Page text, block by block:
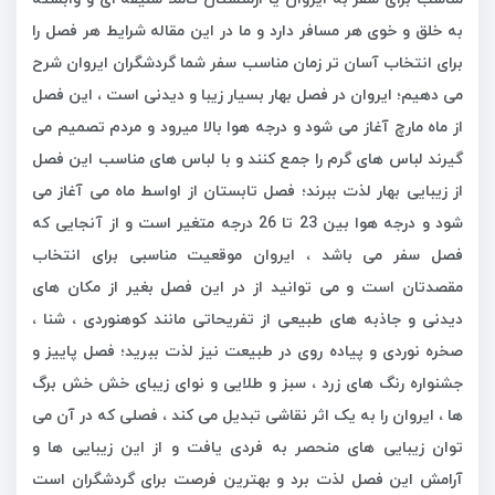
به خلق و خوی هر مسافر دارد و ما در این مقاله شرایط هر فصل را
برای انتخاب آسان تر زمان مناسب سفر شما گردشگران ايروان شرح
می دهیم؛ ایروان در فصل بهار بسیار زیبا و دیدنی است ، این فصل
از ماه مارچ آغاز می شود و درجه هوا بالا میرود و مردم تصمیم می
گیرند لباس های گرم را جمع کنند و با لباس های مناسب این فصل
از زیبایی بهار لذت ببرند؛ فصل تابستان از اواسط ماه می آغاز می
شود و درجه هوا بین 23 تا 26 درجه متغیر است و از آنجایی که
فصل سفر می باشد ، ایروان موقعیت مناسبی برای انتخاب
مقصدتان است و می توانید از در این فصل بغیر از مکان های
دیدنی و جاذبه های طبیعی از تفریحاتی مانند کوهنوردی ، شنا ،
صخره نوردی و پیاده روی در طبیعت نیز لذت ببرید؛ فصل پاییز و
جشنواره رنگ های زرد ، سبز و طلایی و نوای زیبای خش خش برگ
ها ، ايروان را به یک اثر نقاشی تبدیل می کند ، فصلی که در آن می
توان زیبایی های منحصر به فردی یافت و از این زیبایی ها و
آرامش این فصل لذت برد و بهترین فرصت برای گردشگران است